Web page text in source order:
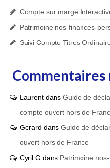
Compte sur marge
Patrimoine nos-finances-
Suivi Compte Titres
Commentaires
Laurent dans Guide de
compte ouvert hors de
Gerard dans Guide de
ouvert hors de France
Cyril G dans Patrimoine